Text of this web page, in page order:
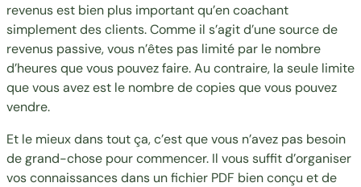
revenus est bien plus important qu’en coachant
simplement des clients. Comme il s’agit d’une source de
revenus passive, vous n’êtes pas limité par le nombre
d’heures que vous pouvez faire. Au contraire, la seule limite
que vous avez est le nombre de copies que vous pouvez
vendre.
Et le mieux dans tout ça, c’est que vous n’avez pas besoin
de grand-chose pour commencer. Il vous suffit d’organiser
vos connaissances dans un fichier PDF bien conçu et de